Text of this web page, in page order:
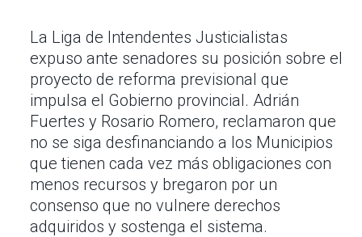
La Liga de Intendentes Justicialistas
expuso ante senadores su posición sobre el
proyecto de reforma previsional que
impulsa el Gobierno provincial. Adrián
Fuertes y Rosario Romero, reclamaron que
no se siga desfinanciando a los Municipios
que tienen cada vez más obligaciones con
menos recursos y bregaron por un
consenso que no vulnere derechos
adquiridos y sostenga el sistema.